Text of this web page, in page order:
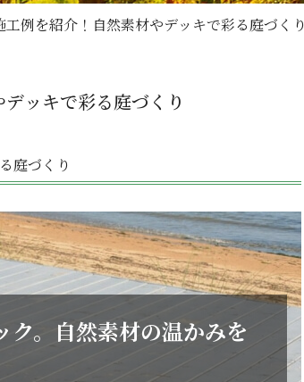
例を紹介！自然素材やデッキで彩る庭づくり
ッキで彩る庭づくり
庭づくり
ク。自然素材の温かみを